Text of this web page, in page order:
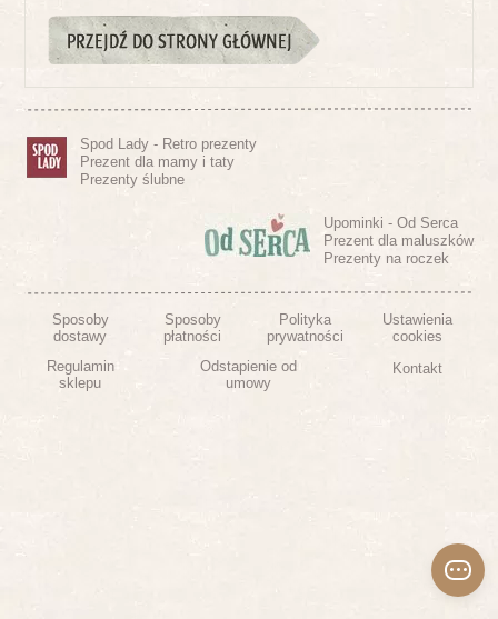
Spod Lady - Retro prezenty
Prezent dla mamy i taty
Prezenty ślubne
Upominki - Od Serca
Prezent dla maluszków
Prezenty na roczek
Sposoby
dostawy
Sposoby
płatności
Polityka
prywatności
Ustawienia
cookies
Regulamin
sklepu
Odstapienie od
umowy
Kontakt